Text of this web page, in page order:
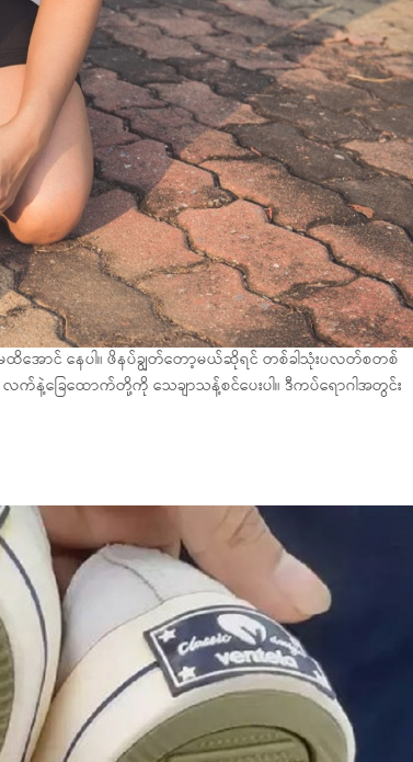
ောင် နေပါ။ ဖိနပ်ချွတ်တော့မယ်ဆိုရင် တစ်ခါသုံးပလတ်စတစ်
ြေထောက်တို့ကို သေချာသန့်စင်ပေးပါ။ ဒီကပ်ရောဂါအတွင်း